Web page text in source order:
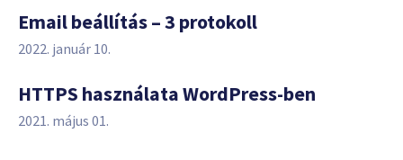
Email beállítás – 3 protokoll
2022. január 10.
HTTPS használata WordPress-ben
2021. május 01.